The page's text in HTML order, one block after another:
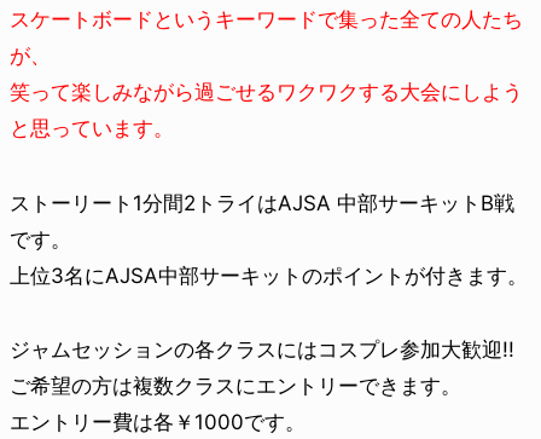
スケートボードというキーワードで集った全ての人たち
が、
笑って楽しみながら過ごせるワクワクする大会にしよう
と思っています。
ストーリート1分間2トライはAJSA 中部サーキットB戦
です。
上位3名にAJSA中部サーキットのポイントが付きます。
ジャムセッションの各クラスにはコスプレ参加大歓迎!!
ご希望の方は複数クラスにエントリーできます。
エントリー費は各￥1000です。